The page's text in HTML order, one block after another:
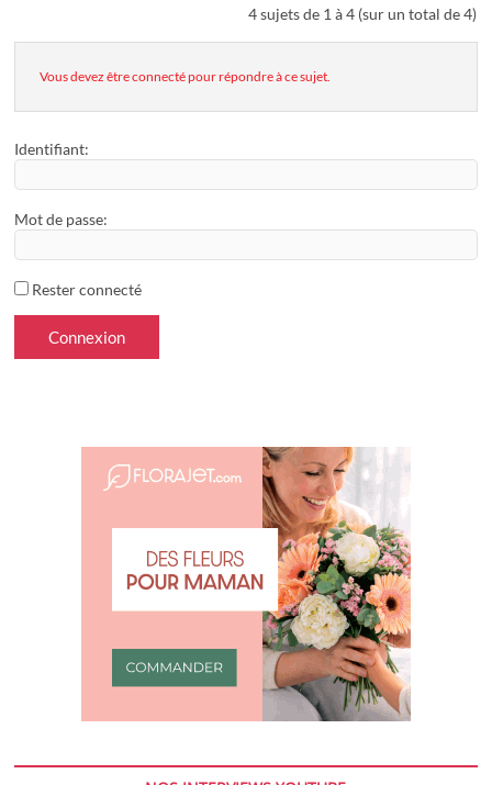
4 sujets de 1 à 4 (sur un total de 4)
Vous devez être connecté pour répondre à ce sujet.
Identifiant:
Mot de passe:
Rester connecté
Connexion